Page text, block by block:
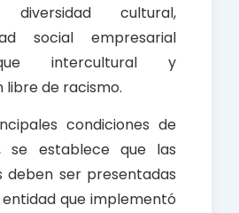
cultural,
social empresarial
intercultural y
libre de racismo.
condiciones de
se establece que las
deben ser presentadas
que implementó